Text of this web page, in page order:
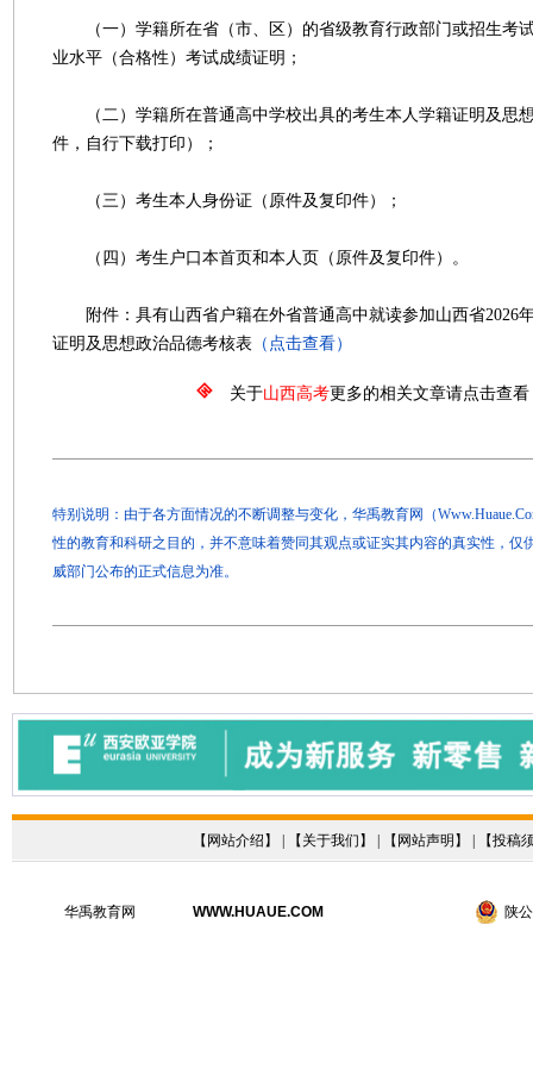
（一）学籍所在省（市、区）的省级教育行政部门或招生考
业水平（合格性）考试成绩证明；
（二）学籍所在普通高中学校出具的考生本人学籍证明及思
件，自行下载打印）；
（三）考生本人身份证（原件及复印件）；
（四）考生户口本首页和本人页（原件及复印件）。
附件：具有山西省户籍在外省普通高中就读参加山西省2026
证明及思想政治品德考核表 （点击查看）
关于山西高考更多的相关文章请点击查看
特别说明：由于各方面情况的不断调整与变化，华禹教育网（
性的教育和科研之目的，并不意味着赞同其观点或证实其内容的真实性，仅
威部门公布的正式信息为准。
【 网站介绍 】 | 【 关于我们 】 | 【 网站声明 】 | 【投稿
华禹教育网 WWW.HUAUE.COM 陕